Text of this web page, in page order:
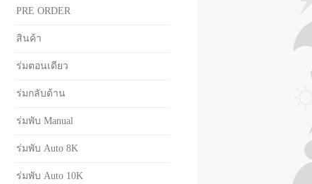
PRE ORDER
สินค้า
ร่มตอนเดียว
ร่มกลับด้าน
ร่มพับ Manual
ร่มพับ Auto 8K
ร่มพับ Auto 10K